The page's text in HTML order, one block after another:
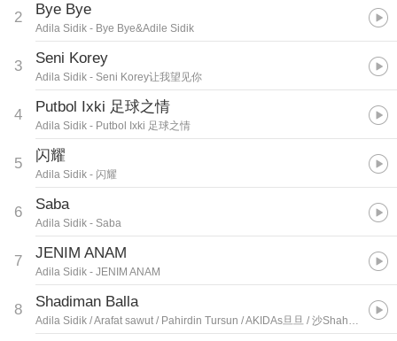
2 Bye Bye
Adila Sidik - Bye Bye&Adile Sidik
3 Seni Korey
Adila Sidik - Seni Korey让我望见你
4 Putbol Ixki 足球之情
Adila Sidik - Putbol Ixki 足球之情
5 闪耀
Adila Sidik - 闪耀
6 Saba
Adila Sidik - Saba
7 JENIM ANAM
Adila Sidik - JENIM ANAM
8 Shadiman Balla
Adila Sidik / Arafat sawut / Pahirdin Tursun / AKIDAs旦旦 / 沙Shah / Dhino / Nurjan bahseyet